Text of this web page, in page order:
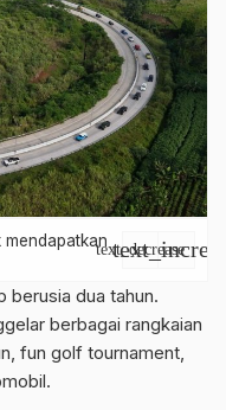
text_decrease
berusia dua tahun.
berbagai rangkaian
fun golf tournament,